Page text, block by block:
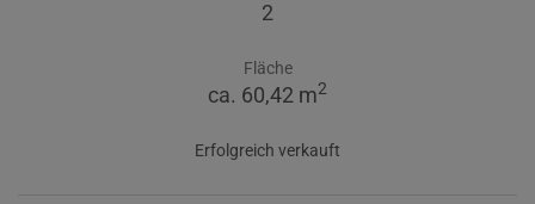
2
Fläche
ca. 60,42 m2
Erfolgreich verkauft